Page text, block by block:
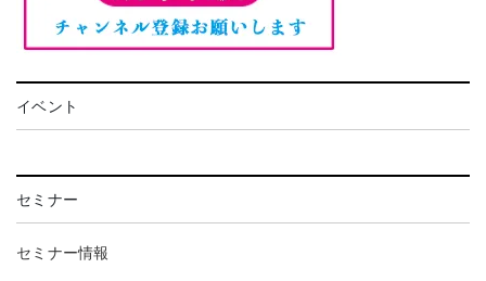
イベント
セミナー
セミナー情報